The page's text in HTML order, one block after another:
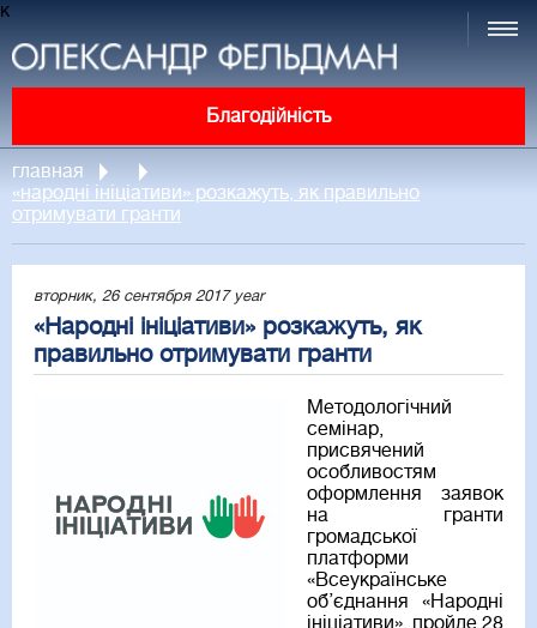
к
Благодійність
главная
«народні ініціативи» розкажуть, як правильно
отримувати гранти
вторник, 26 сентября 2017 year
«Народні ініціативи» розкажуть, як
правильно отримувати гранти
Методологічний
семінар,
присвячений
особливостям
оформлення заявок
на гранти
громадської
платформи
«Всеукраїнське
об’єднання «Народні
ініціативи», пройде 28